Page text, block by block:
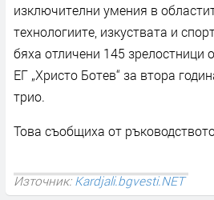
изключителни умения в
технологиите, изкуствата и
бяха отличени 145 зрелостници
ЕГ „Христо Ботев“ за втора
трио.
Това съобщиха от
Източник:Kardjali.bgvesti.NET